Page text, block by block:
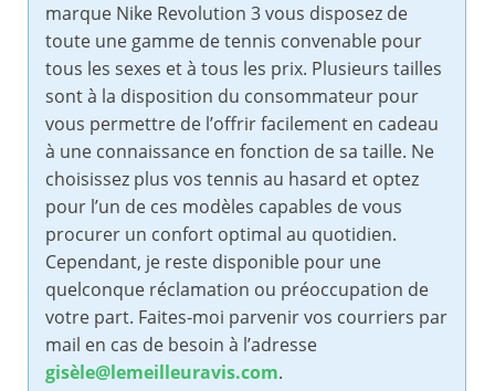
marque Nike Revolution 3 vous disposez de
toute une gamme de tennis convenable pour
tous les sexes et à tous les prix. Plusieurs tailles
sont à la disposition du consommateur pour
vous permettre de l’offrir facilement en cadeau
à une connaissance en fonction de sa taille. Ne
choisissez plus vos tennis au hasard et optez
pour l’un de ces modèles capables de vous
procurer un confort optimal au quotidien.
Cependant, je reste disponible pour une
quelconque réclamation ou préoccupation de
votre part. Faites-moi parvenir vos courriers par
mail en cas de besoin à l’adresse
gisèle@lemeilleuravis.com.